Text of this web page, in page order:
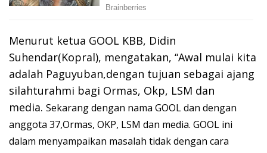
Menurut ketua GOOL KBB, Didin
Suhendar(Kopral), mengatakan, “Awal mulai kita
adalah Paguyuban,dengan tujuan sebagai ajang
silahturahmi bagi Ormas, Okp, LSM dan
media. Sekarang dengan nama GOOL dan dengan
anggota 37,Ormas, OKP, LSM dan media. GOOL ini
dalam menyampaikan masalah tidak dengan cara